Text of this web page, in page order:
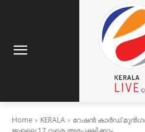
Home KERALA
റേഷൻ കാർഡ്